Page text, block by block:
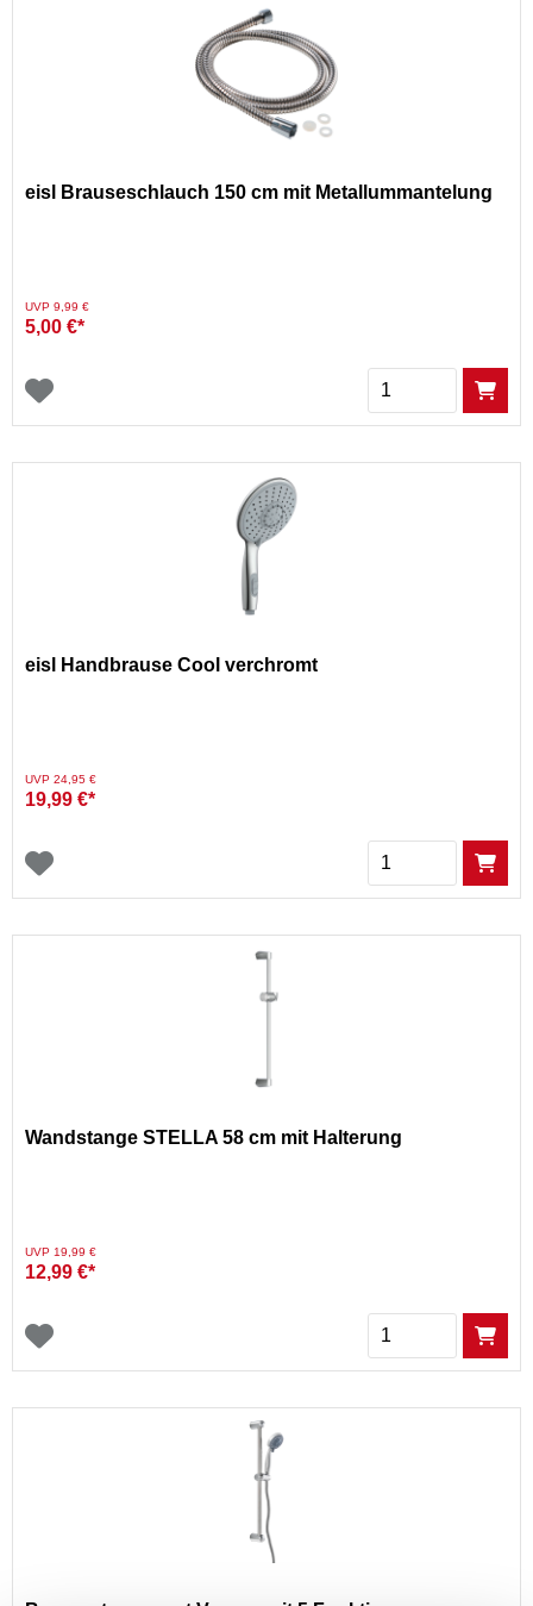
eisl Brauseschlauch 150 cm mit Metallummantelung
Preis reduziert von
UVP 9,99 €auf
5,00 €*
Menge
eisl Handbrause Cool verchromt
Preis reduziert von
UVP 24,95 €auf
19,99 €*
Menge
Wandstange STELLA 58 cm mit Halterung
Preis reduziert von
UVP 19,99 €auf
12,99 €*
Menge